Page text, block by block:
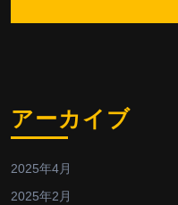
アーカイブ
2025年4月
2025年2月